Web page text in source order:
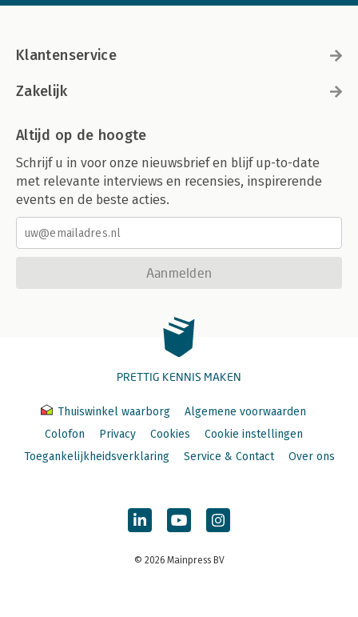
Klantenservice
Zakelijk
Altijd op de hoogte
Schrijf u in voor onze nieuwsbrief en blijf up-to-date
met relevante interviews en recensies, inspirerende
events en de beste acties.
Aanmelden
PRETTIG KENNIS MAKEN
Thuiswinkel waarborg
Algemene voorwaarden
Colofon
Privacy Cookies
Cookie instellingen
Toegankelijkheidsverklaring
Service & Contact Over ons
© 2026 Mainpress BV